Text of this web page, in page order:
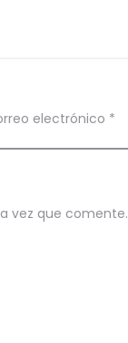
electrónico *
vez que comente.